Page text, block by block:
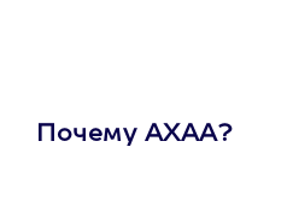
Почему АХАА?